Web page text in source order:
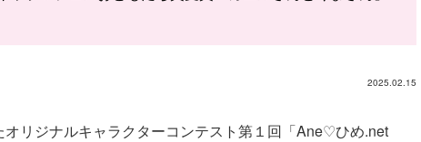
2025.02.15
オリジナルキャラクターコンテスト第１回「Ane♡ひめ.net